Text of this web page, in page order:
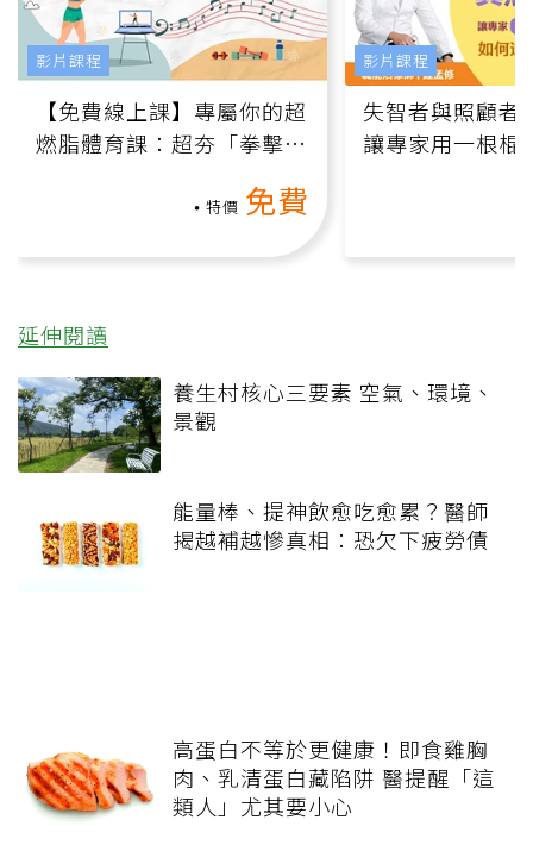
【免費線上課】專屬你的超
燃脂體育課：超夯「拳擊有
特價 免費
影片課程
失智者與照顧者
讓專家用一根棍
影片課程
延伸閱讀
養生村核心三要素 空氣、環境、
景觀
能量棒、提神飲愈吃愈累？醫師
揭越補越慘真相：恐欠下疲勞債
高蛋白不等於更健康！即食雞胸
肉、乳清蛋白藏陷阱 醫提醒「這
類人」尤其要小心